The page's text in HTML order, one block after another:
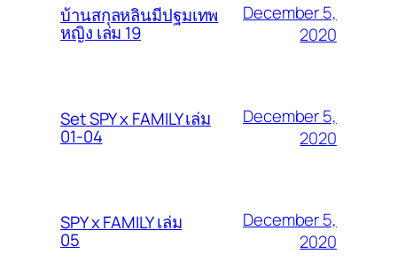
บ้านสกุลหลินมีปฐมเทพ
หญิง เล่ม 19
December 5,
2020
Set SPY x FAMILY เล่ม
01-04
December 5,
2020
SPY x FAMILY เล่ม
05
December 5,
2020